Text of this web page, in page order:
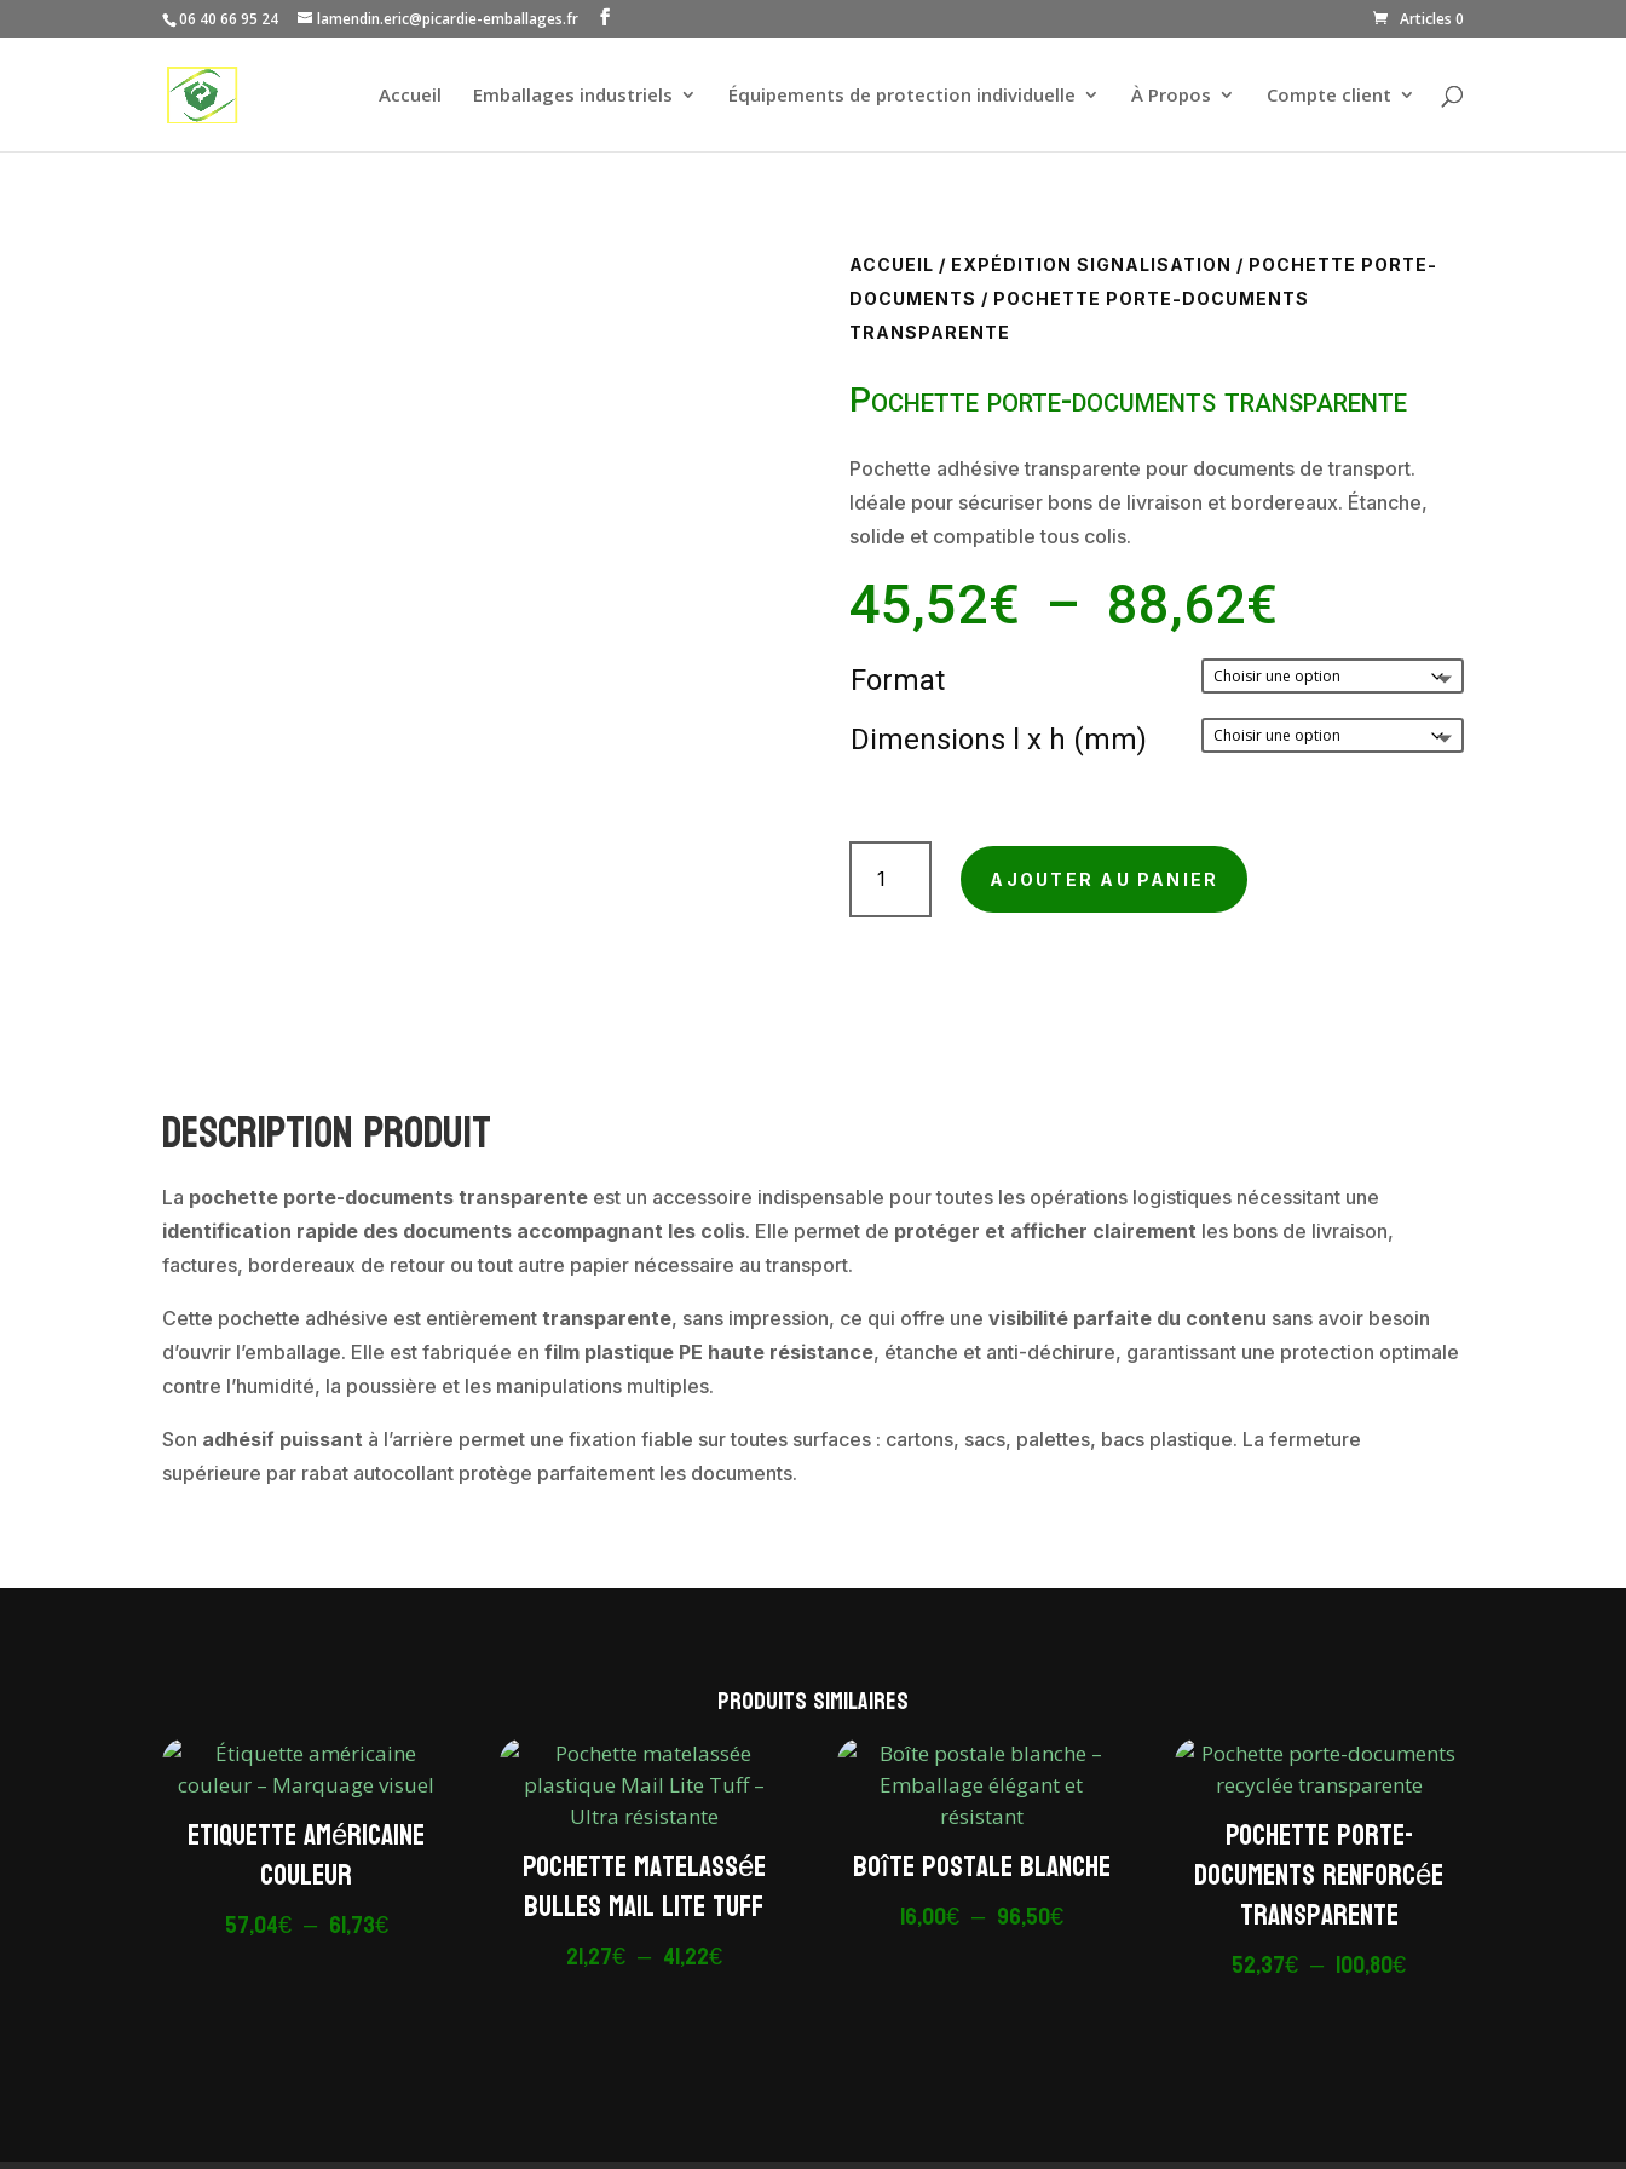
06 40 66 95 24 lamendin.eric@picardie-emballages.fr Articles 0
Accueil Emballages industriels Équipements de protection individuelle À Propos Compte client
ACCUEIL / EXPÉDITION SIGNALISATION / POCHETTE PORTE-
DOCUMENTS / POCHETTE PORTE-DOCUMENTS
TRANSPARENTE
Pochette porte-documents transparente
Pochette adhésive transparente pour documents de transport.
Idéale pour sécuriser bons de livraison et bordereaux. Étanche,
solide et compatible tous colis.
45,52€ – 88,62€
prix :
45,52€
à
88,62€
Format
Dimensions l x h (mm)
Pochette
AJOUTER AU PANIER
Description produit
La pochette porte-documents transparente est un accessoire indispensable pour toutes les opérations logistiques nécessitant une
identification rapide des documents accompagnant les colis. Elle permet de protéger et afficher clairement les bons de livraison,
factures, bordereaux de retour ou tout autre papier nécessaire au transport.
Cette pochette adhésive est entièrementtransparente, sans impression, ce qui offre unevisibilité parfaite du contenu sans avoir besoin
d’ouvrir l’emballage. Elle est fabriquée enfilm plastique PE haute résistance, étanche et anti-déchirure, garantissant une protection optimale
contre l’humidité, la poussière et les manipulations multiples.
Son adhésif puissant à l’arrière permet une fixation fiable sur toutes surfaces : cartons, sacs, palettes, bacs plastique. La fermeture
supérieure par rabat autocollant protège parfaitement les documents.
Produits similaires
Etiquette américaine
couleur
57,04€ – 61,73€Plage
Pochette matelassée
bulles Mail Lite Tuff
21,27€ – 41,22€Plage
Boîte postale blanche
16,00€ – 96,50€Plage
Pochette porte-
documents renforcée
transparente
52,37€ – 100,80€Plage